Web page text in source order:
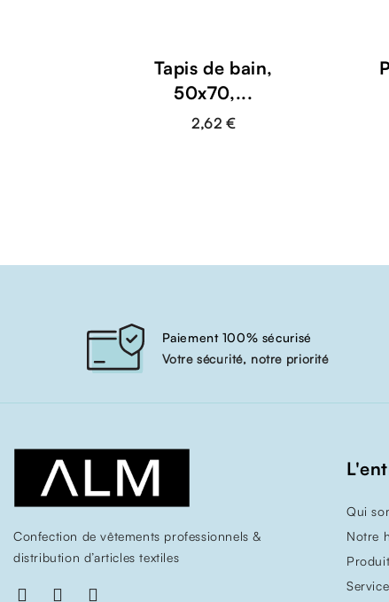
Tapis de bain,
50x70,...
2,62 €
Paiement 100% sécurisé
Votre sécurité, notre priorité
Confection de vêtements professionnels &
distribution d’articles textiles
Qui
Notre